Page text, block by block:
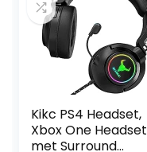
Kikc PS4 Headset,
Xbox One Headset
met Surround